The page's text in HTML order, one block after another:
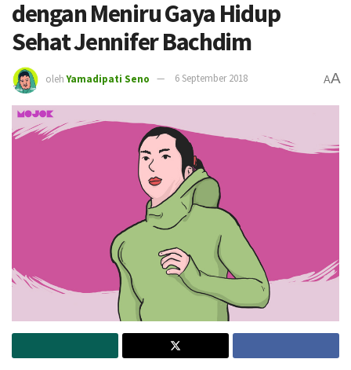
dengan Meniru Gaya Hidup
Sehat Jennifer Bachdim
oleh Yamadipati Seno 6 September 2018 AA